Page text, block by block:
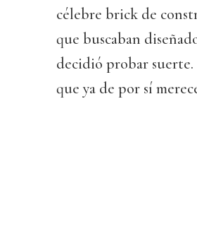
célebre brick de
que buscaban
decidió probar suerte.
que ya de por sí